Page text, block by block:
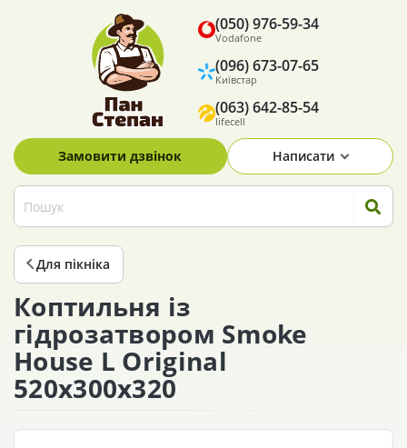
Vodafone
(050) 976-59-34
Київстар
(096) 673-07-65
lifecell
(063) 642-85-54
Замовити дзвінок Написати
Для пікніка
Коптильня із
гідрозатвором Smoke
House L Original
520х300х320